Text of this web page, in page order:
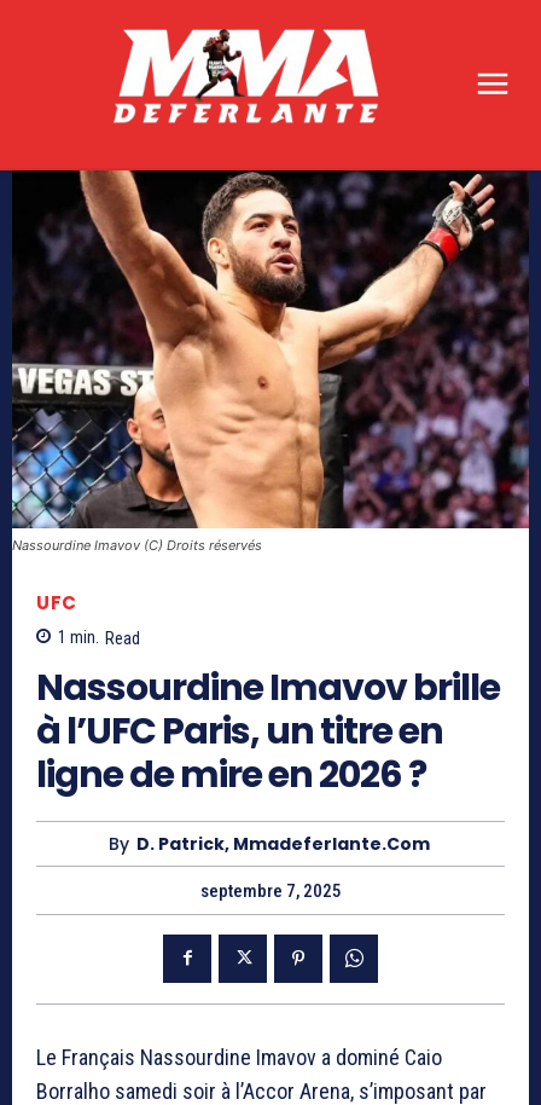
Nassourdine Imavov (C) Droits réservés
UFC
1 min. Read
Nassourdine Imavov brille
à l’UFC Paris, un titre en
ligne de mire en 2026 ?
By D. Patrick, Mmadeferlante.com
septembre 7, 2025
Le Français Nassourdine Imavov a dominé Caio
Borralho samedi soir à l’Accor Arena, s’imposant par